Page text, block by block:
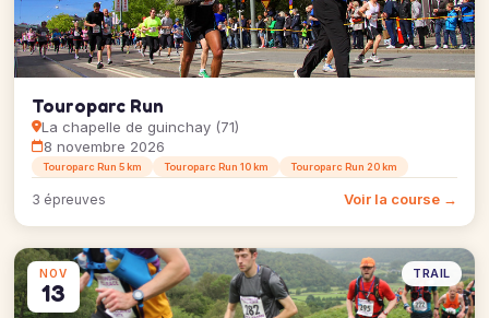
Touroparc Run
La chapelle de guinchay (71)
8 novembre 2026
Touroparc Run 5 km Touroparc Run 10 km Touroparc Run 20 km
3 épreuves Voir la course →
NOV
13
TRAIL